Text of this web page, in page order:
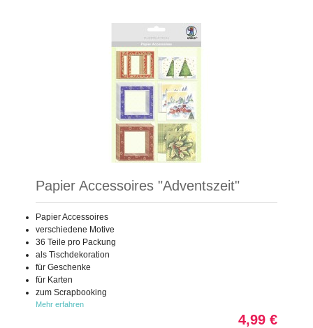
Papier Accessoires "Adventszeit"
Papier Accessoires
verschiedene Motive
36 Teile pro Packung
als Tischdekoration
für Geschenke
für Karten
zum Scrapbooking
Mehr erfahren
4,99 €